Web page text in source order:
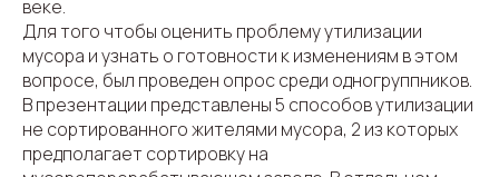
веке.
Для того чтобы оценить проблему утилизации
мусора и узнать о готовности к изменениям в этом
вопросе, был проведен опрос среди одногруппников.
В презентации представлены 5 способов утилизации
не сортированного жителями мусора, 2 из которых
предполагает сортировку на